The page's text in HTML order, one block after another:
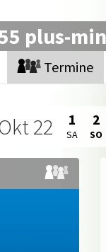
plus-
Termine
22 1
SA
2
SO